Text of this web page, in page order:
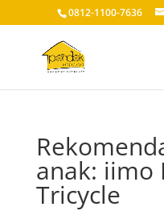
0812-1100-7636
anak: iimo
Tricycle